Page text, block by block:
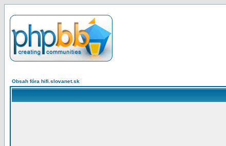
Obsah fóra hifi.slovanet.sk